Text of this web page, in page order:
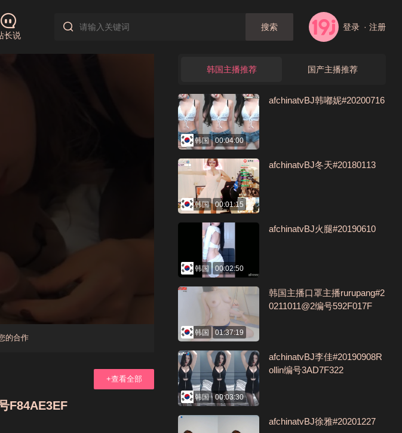
长说
搜索 登录 · 注册
的合作
+查看全部
F84AE3EF
韩国主播推荐 国产主播推荐
韩国 00:04:00
afchinatvBJ韩嘟妮#20200716
韩国 00:01:15
afchinatvBJ冬天#20180113
韩国 00:02:50
afchinatvBJ火腿#20190610
韩国 01:37:19
韩国主播口罩主播rurupang#2
0211011@2编号592F017F
韩国 00:03:30
afchinatvBJ李佳#20190908R
ollin编号3AD7F322
afchinatvBJ徐雅#20201227